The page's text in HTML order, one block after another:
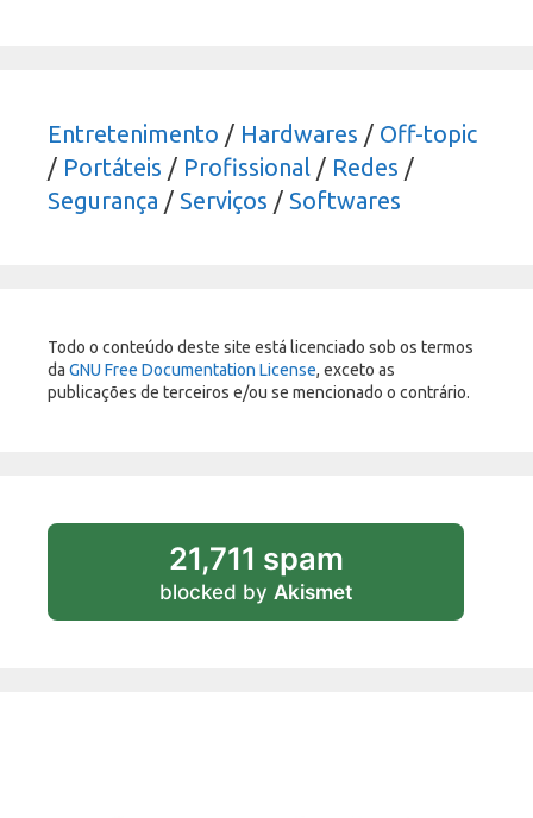
Entretenimento / Hardwares / Off-topic
/ Portáteis / Profissional / Redes /
Segurança / Serviços / Softwares
Todo o conteúdo deste site está licenciado sob os termos
da GNU Free Documentation License, exceto as
publicações de terceiros e/ou se mencionado o contrário.
21,711 spam
blocked by Akismet